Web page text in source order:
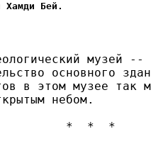
Хамди Бей.
музей --
основного
в этом музее так
небом.
*  *  *